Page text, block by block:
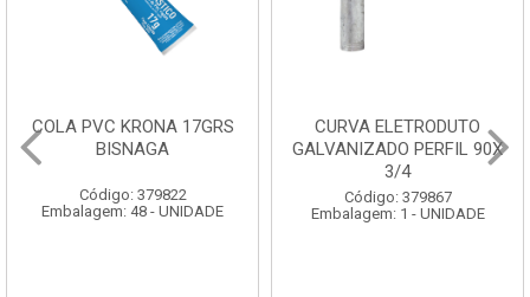
COLA PVC KRONA 17GRS
BISNAGA
Código: 379822
Embalagem: 48 - UNIDADE
CURVA ELETRODUTO
GALVANIZADO PERFIL 90X
3/4
Código: 379867
Embalagem: 1 - UNIDADE